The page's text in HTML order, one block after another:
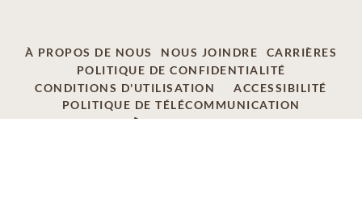
À PROPOS DE NOUS NOUS JOINDRE
CARRIÈRES
POLITIQUE DE CONFIDENTIALITÉ
CONDITIONS D'UTILISATION
ACCESSIBILITÉ
POLITIQUE DE TÉLÉCOMMUNICATION
AD CHOICES